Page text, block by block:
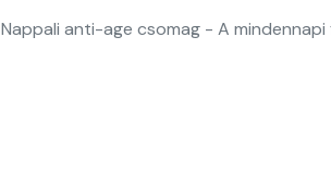
Nappali anti-age csomag - A